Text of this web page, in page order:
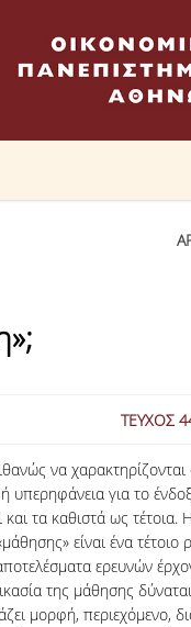
ΤΕΥΧΟΣ
να χαρακτηρίζονται
υπερηφάνεια για το
και τα καθιστά ως
είναι ένα
ερευνών
της μάθησης
μορφή, περιεχόμενο,